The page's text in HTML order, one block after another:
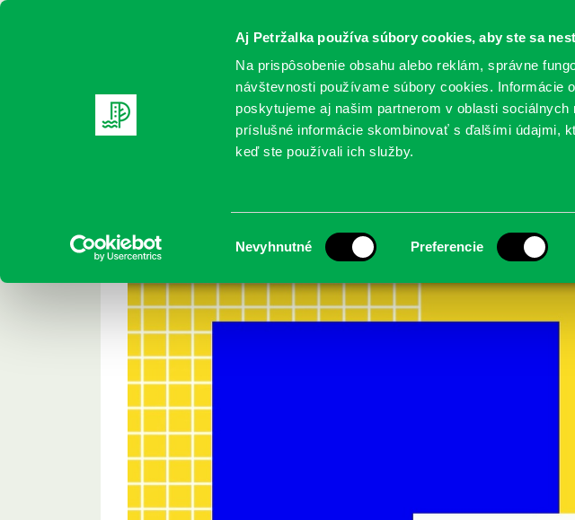
Aj Petržalka používa súbory cookies, aby ste sa
Na prispôsobenie obsahu alebo reklám, správne
návštevnosti používame súbory cookies. Informácie
poskytujeme aj našim partnerom v oblasti
príslušné informácie skombinovať s ďalšími údajmi,
keď ste používali ich služby.
súhlasu
Nevyhnutné Preferencie
REGISTRUJTE SA ONLINE KATALÓGY SLUŽBY
Rok 2021 v petržalskej knižnici